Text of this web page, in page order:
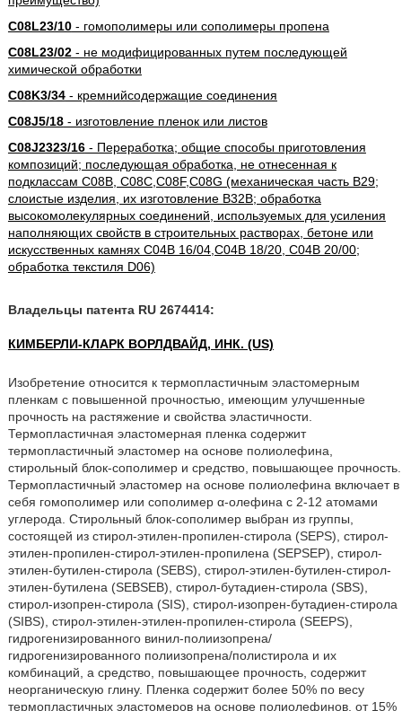
C08L23/10- гомополимеры или сополимеры пропена
C08L23/02- не модифицированных путем последующей
химической обработки
C08K3/34- кремнийсодержащие соединения
C08J5/18- изготовление пленок или листов
C08J2323/16- Переработка; общие способы приготовления
композиций; последующая обработка, не отнесенная к
подклассам C08B, C08C,C08F,C08G (механическая часть B29;
слоистые изделия, их изготовление B32B; обработка
высокомолекулярных соединений, используемых для усиления
наполняющих свойств в строительных растворах, бетоне или
искусственных камнях C04B 16/04,C04B 18/20, C04B 20/00;
обработка текстиля D06)
Владельцы патента RU 2674414:
КИМБЕРЛИ-КЛАРК ВОРЛДВАЙД, ИНК. (US)
Изобретение относится к термопластичным эластомерным
пленкам с повышенной прочностью, имеющим улучшенные
прочность на растяжение и свойства эластичности.
Термопластичная эластомерная пленка содержит
термопластичный эластомер на основе полиолефина,
стирольный блок-сополимер и средство, повышающее прочность.
Термопластичный эластомер на основе полиолефина включает в
себя гомополимер или сополимер α-олефина с 2-12 атомами
углерода. Стирольный блок-сополимер выбран из группы,
состоящей из стирол-этилен-пропилен-стирола (SEPS), стирол-
этилен-пропилен-стирол-этилен-пропилена (SEPSEP), стирол-
этилен-бутилен-стирола (SEBS), стирол-этилен-бутилен-стирол-
этилен-бутилена (SEBSEB), стирол-бутадиен-стирола (SBS),
стирол-изопрен-стирола (SIS), стирол-изопрен-бутадиен-стирола
(SIBS), стирол-этилен-этилен-пропилен-стирола (SEEPS),
гидрогенизированного винил-полиизопрена/
гидрогенизированного полиизопрена/полистирола и их
комбинаций, а средство, повышающее прочность, содержит
неорганическую глину. Пленка содержит более 50% по весу
термопластичных эластомеров на основе полиолефинов, от 15%